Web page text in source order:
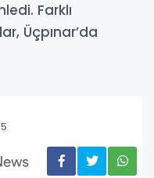
Farklı
Üçpınar’da